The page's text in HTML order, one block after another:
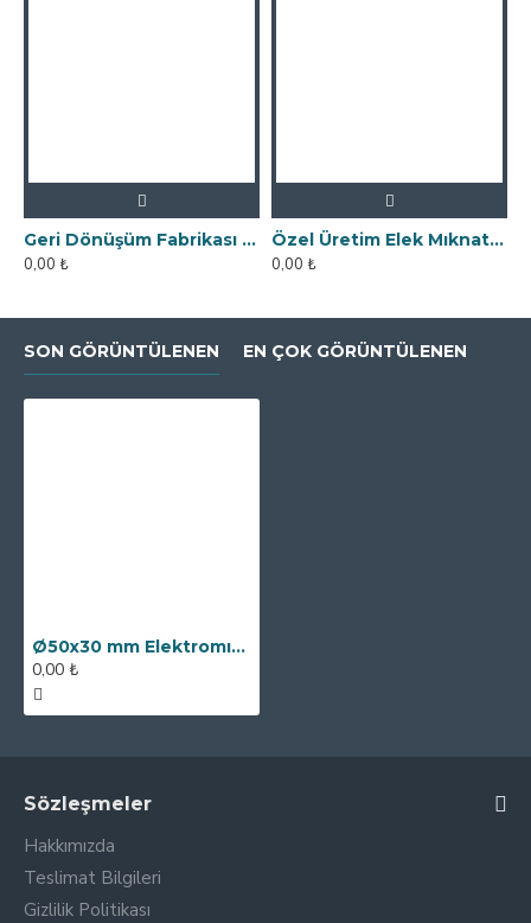
Geri Dönüşüm Fabrikası İçin Kolay Temizlenebilir Neodyum Elek Mıknatıs
0,00 ₺
Özel Üretim Elek Mıknatıs - Un Fabrikasına
0,00 ₺
SON GÖRÜNTÜLENEN EN ÇOK GÖRÜNTÜLENEN
Ø50x30 mm Elektromıknatıs - Yüksek Güçlü, Su Geçirmez
0,00 ₺
Sözleşmeler
Hakkımızda
Teslimat Bilgileri
Gizlilik Politikası